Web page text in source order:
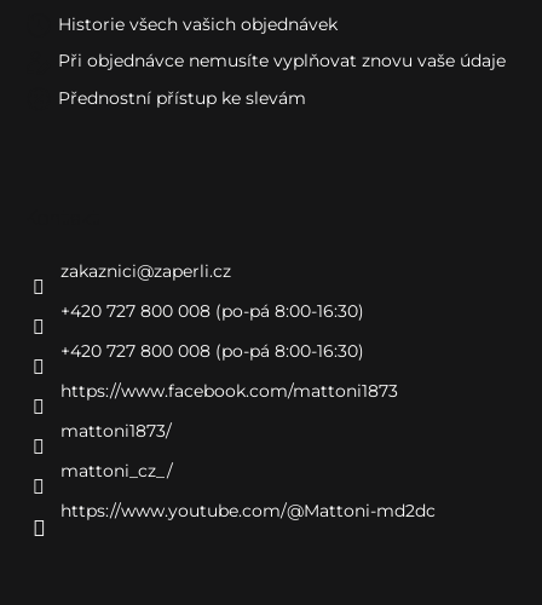
Historie všech vašich objednávek
Při objednávce nemusíte vyplňovat znovu vaše údaje
Přednostní přístup ke slevám
zakaznici@zaperli.cz
+420 727 800 008 (po-pá 8:00-16:30)
+420 727 800 008 (po-pá 8:00-16:30)
https://www.facebook.com/mattoni1873
mattoni1873/
mattoni_cz_/
https://www.youtube.com/@Mattoni-md2dc